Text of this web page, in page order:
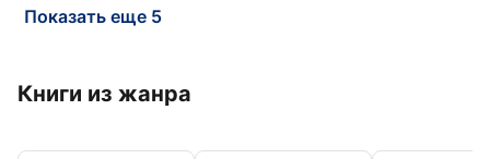
Показать еще 5
Книги из жанра